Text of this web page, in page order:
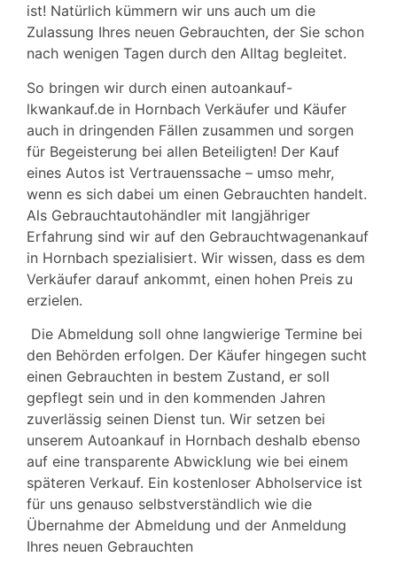
ist! Natürlich kümmern wir uns auch um die
Zulassung Ihres neuen Gebrauchten, der Sie schon
nach wenigen Tagen durch den Alltag begleitet.
So bringen wir durch einen autoankauf-
lkwankauf.de in Hornbach Verkäufer und Käufer
auch in dringenden Fällen zusammen und sorgen
für Begeisterung bei allen Beteiligten! Der Kauf
eines Autos ist Vertrauenssache – umso mehr,
wenn es sich dabei um einen Gebrauchten handelt.
Als Gebrauchtautohändler mit langjähriger
Erfahrung sind wir auf den Gebrauchtwagenankauf
in Hornbach spezialisiert. Wir wissen, dass es dem
Verkäufer darauf ankommt, einen hohen Preis zu
erzielen.
Die Abmeldung soll ohne langwierige Termine bei
den Behörden erfolgen. Der Käufer hingegen sucht
einen Gebrauchten in bestem Zustand, er soll
gepflegt sein und in den kommenden Jahren
zuverlässig seinen Dienst tun. Wir setzen bei
unserem Autoankauf in Hornbach deshalb ebenso
auf eine transparente Abwicklung wie bei einem
späteren Verkauf. Ein kostenloser Abholservice ist
für uns genauso selbstverständlich wie die
Übernahme der Abmeldung und der Anmeldung
Ihres neuen Gebrauchten
Autoankauf & Verkauf in der
nähe von Hornbach